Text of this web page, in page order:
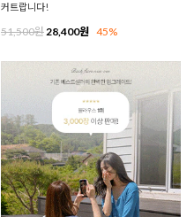
커트랍니다!
51,500원28,400원 45%